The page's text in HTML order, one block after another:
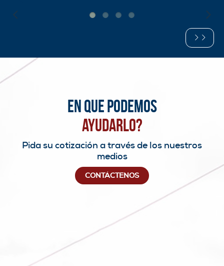
En que podemos
ayudarlo?
Pida su cotización a través de los nuestros
medios
CONTÁCTENOS